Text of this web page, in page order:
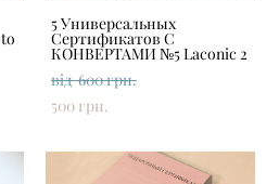
5 Универсальных
Сертификатов С
КОНВЕРТАМИ №5 Laconic 2
від 600 грн.
500 грн.